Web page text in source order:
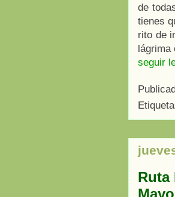
de
tienes
rito de
seguir
Ruta